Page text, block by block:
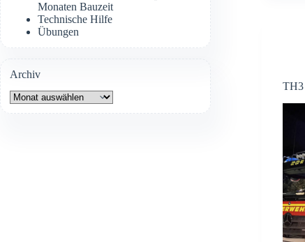
TH3
Monaten Bauzeit
Technische Hilfe
Übungen
Archiv
Archiv